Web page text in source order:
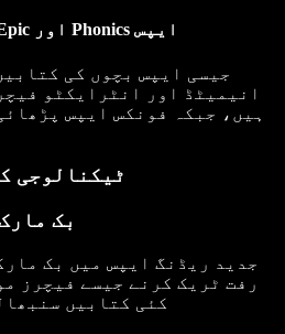
چھوٹے قارئین کیلئے: Epic اور Phonics ایپس
انیمیٹڈ اور انٹرایکٹو
ہیں، جبکہ فونکس ایپس
ٹیکنالوجی
بک
جدید ریڈنگ ایپس میں بک
رفت ٹریک کرنے جیسے فیچرز
کئی کتابیں